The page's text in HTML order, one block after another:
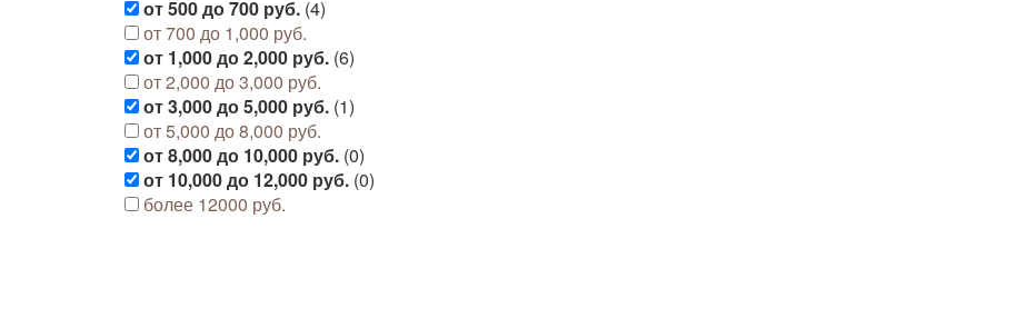
от 500 до 700 руб. (4)
от 700 до 1,000 руб.
от 1,000 до 2,000 руб. (6)
от 2,000 до 3,000 руб.
от 3,000 до 5,000 руб. (1)
от 5,000 до 8,000 руб.
от 8,000 до 10,000 руб. (0)
от 10,000 до 12,000 руб. (0)
более 12000 руб.